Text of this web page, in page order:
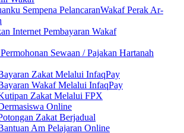
Sempena PelancaranWakaf Perak Ar-
Internet Pembayaran Wakaf
Sewaan / Pajakan Hartanah
Zakat Melalui InfaqPay
Wakaf Melalui InfaqPay
Zakat Melalui FPX
Online
Zakat Berjadual
Am Pelajaran Online